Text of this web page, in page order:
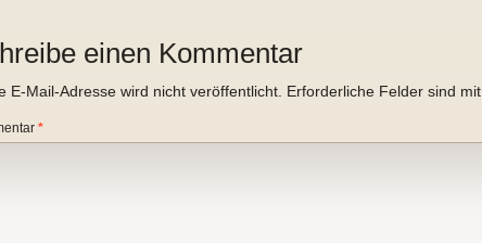
einen Kommentar
E-Mail-Adresse wird nicht veröffentlicht. Erforderliche Felder sind mit
*